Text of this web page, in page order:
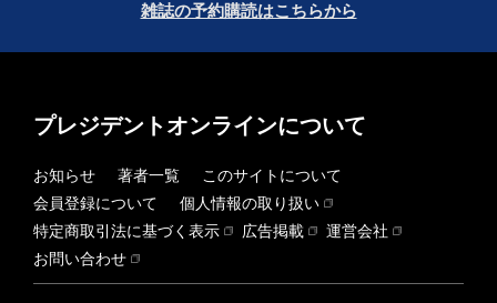
雑誌の予約購読はこちらから
プレジデントオンラインについて
お知らせ 著者一覧
このサイトについて
会員登録について
個人情報の取り扱い
特定商取引法に基づく表示
広告掲載
運営会社
お問い合わせ